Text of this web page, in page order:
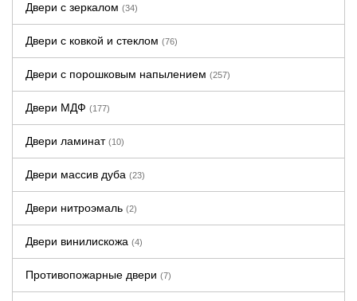
Двери с зеркалом (34)
Двери с ковкой и стеклом (76)
Двери с порошковым напылением (257)
Двери МДФ (177)
Двери ламинат (10)
Двери массив дуба (23)
Двери нитроэмаль (2)
Двери винилискожа (4)
Противопожарные двери (7)